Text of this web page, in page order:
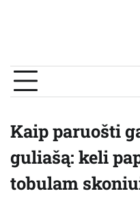
Kaip paruošti
guliašą: keli
tobulam